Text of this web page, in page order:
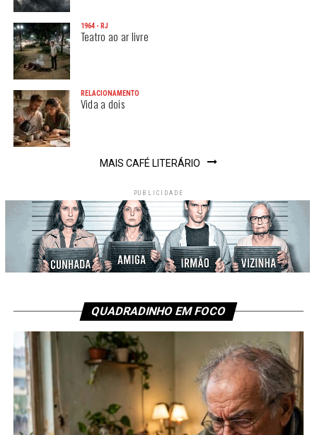
1964 - RJ
Teatro ao ar livre
RELACIONAMENTO
Vida a dois
MAIS CAFÉ LITERÁRIO
PUBLICIDADE
QUADRADINHO EM FOCO